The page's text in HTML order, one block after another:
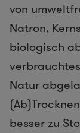
von
Natron,
biologisch
Natur
besser zu